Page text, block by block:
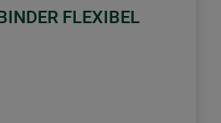
FLEXIBEL